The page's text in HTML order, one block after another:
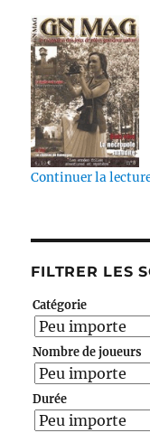
Continuer la
FILTRER LES
Catégorie
Nombre de joueurs
Durée